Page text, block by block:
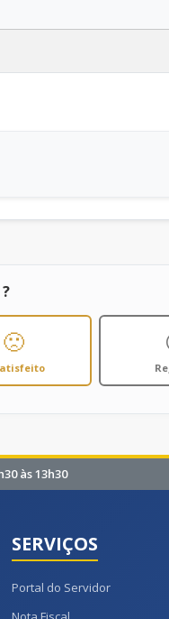
🙁
às 13h30
SERVIÇOS
Portal do Servidor